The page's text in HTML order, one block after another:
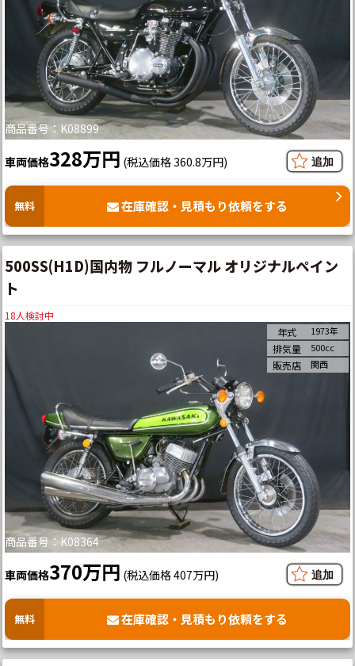
商品番号：K08899
車両価格328万円 (税込価格 360.8万円)
無料 在庫確認・見積もり依頼をする
500SS(H1D)国内物 フルノーマル オリジナルペイン
ト
18人検討中
商品番号：K08364
年式 1973年
排気量 500cc
販売店 関西
車両価格370万円 (税込価格 407万円)
無料 在庫確認・見積もり依頼をする